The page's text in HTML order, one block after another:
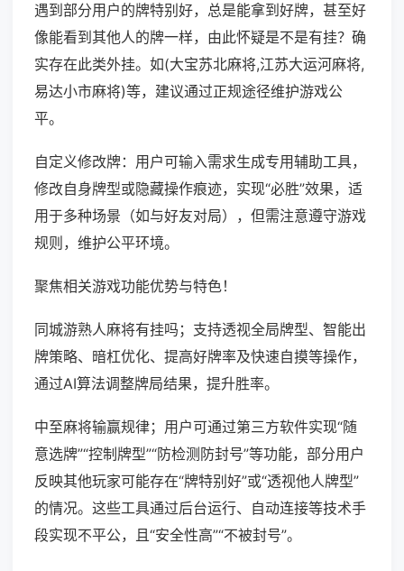
遇到部分用户的牌特别好，总是能拿到好牌，甚至好
像能看到其他人的牌一样，由此怀疑是不是有挂？确
实存在此类外挂。如(大宝苏北麻将,江苏大运河麻将,
易达小市麻将)等，建议通过正规途径维护游戏公
平。
自定义修改牌：用户可输入需求生成专用辅助工具，
修改自身牌型或隐藏操作痕迹，实现“必胜”效果，适
用于多种场景（如与好友对局），但需注意遵守游戏
规则，维护公平环境。
聚焦相关游戏功能优势与特色！
同城游熟人麻将有挂吗；支持透视全局牌型、智能出
牌策略、暗杠优化、提高好牌率及快速自摸等操作，
通过AI算法调整牌局结果，提升胜率。
中至麻将输赢规律；用户可通过第三方软件实现“随
意选牌”“控制牌型”“防检测防封号”等功能，部分用户
反映其他玩家可能存在“牌特别好”或“透视他人牌型”
的情况。这些工具通过后台运行、自动连接等技术手
段实现不平公，且“安全性高”“不被封号”。